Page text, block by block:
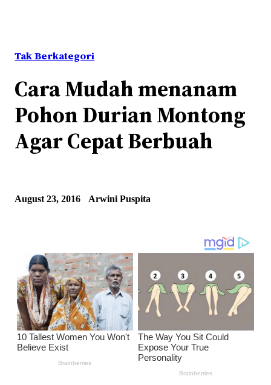
Tak Berkategori
Cara Mudah menanam
Pohon Durian Montong
Agar Cepat Berbuah
August 23, 2016 Arwini Puspita